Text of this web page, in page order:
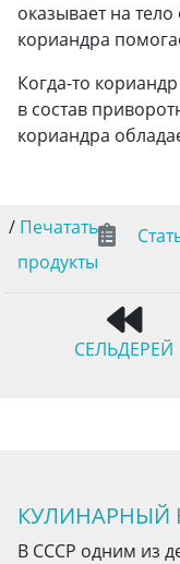
оказывает на
кориандра
Когда-то
в состав
кориандра
/ Печатать
продукты
СЕЛЬДЕРЕЙ
В СССР одним из